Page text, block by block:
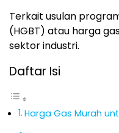
Terkait usulan
(HGBT) atau harga
sektor industri.
Daftar Isi
Harga Gas Murah